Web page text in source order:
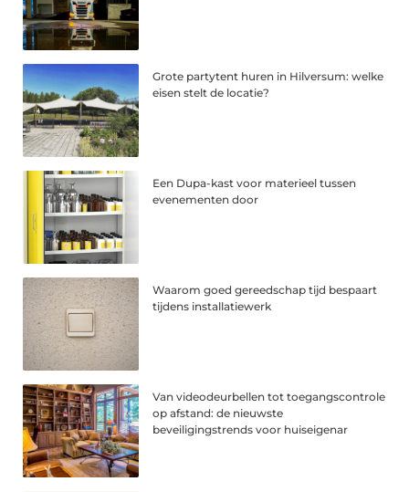
Grote partytent huren in Hilversum: welke
eisen stelt de locatie?
Een Dupa-kast voor materieel tussen
evenementen door
Waarom goed gereedschap tijd bespaart
tijdens installatiewerk
Van videodeurbellen tot toegangscontrole
op afstand: de nieuwste
beveiligingstrends voor huiseigenar